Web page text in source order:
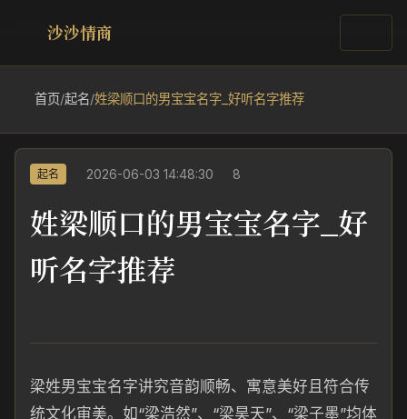
沙沙情商
首页/起名/姓梁顺口的男宝宝名字_好听名字推荐
起名 2026-06-03 14:48:30 8
姓梁顺口的男宝宝名字_好
听名字推荐
梁姓男宝宝名字讲究音韵顺畅、寓意美好且符合传
统文化审美。如“梁浩然”、“梁昊天”、“梁子墨”均体